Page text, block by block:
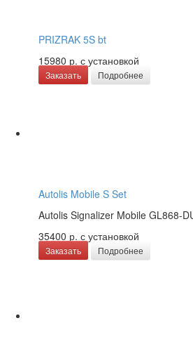
PRIZRAK 5S bt
15980 р. с установкой
Заказать Подробнее
Autolis Mobile S Set
Autolis Signalizer Mobile GL868-
35400 р. с установкой
Заказать Подробнее